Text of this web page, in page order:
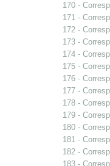
170 -
171 -
172 -
173 -
174 -
175 -
176 -
177 -
178 -
179 -
180 -
181 -
182 -
183 -